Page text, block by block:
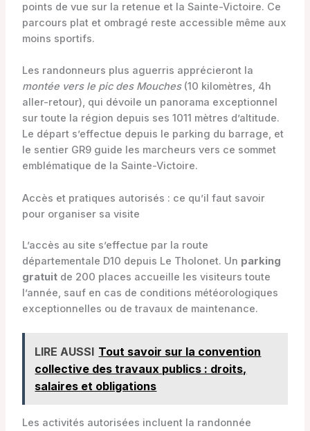
points de vue sur la retenue et la Sainte-Victoire. Ce
parcours plat et ombragé reste accessible même aux
moins sportifs.
Les randonneurs plus aguerris apprécieront la
montée vers le pic des Mouches(10 kilomètres, 4h
aller-retour), qui dévoile un panorama exceptionnel
sur toute la région depuis ses 1011 mètres d’altitude.
Le départ s’effectue depuis le parking du barrage, et
le sentier GR9 guide les marcheurs vers ce sommet
emblématique de la Sainte-Victoire.
Accès et pratiques autorisés : ce qu’il faut savoir
pour organiser sa visite
L’accès au site s’effectue par la route
départementale D10 depuis Le Tholonet. Un parking
gratuitde 200 places accueille les visiteurs toute
l’année, sauf en cas de conditions météorologiques
exceptionnelles ou de travaux de maintenance.
LIRE AUSSI Tout savoir sur la convention
collective des travaux publics : droits,
salaires et obligations
Les activités autorisées incluent la randonnée